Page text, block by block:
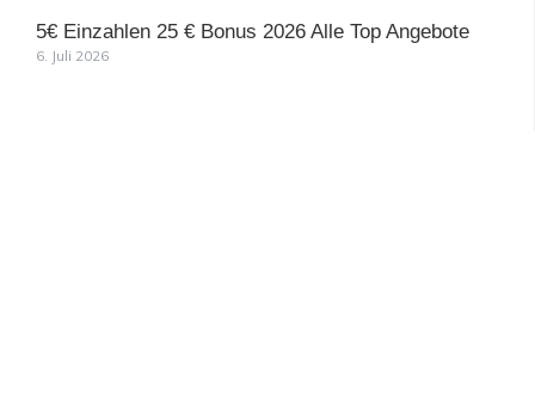
5€ Einzahlen 25 € Bonus 2026 Alle Top Angebote
6. Juli 2026